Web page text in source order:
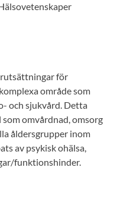
för
område som
och sjukvård. Detta
omvårdnad, omsorg
åldersgrupper inom
av psykisk ohälsa,
funktionshinder.